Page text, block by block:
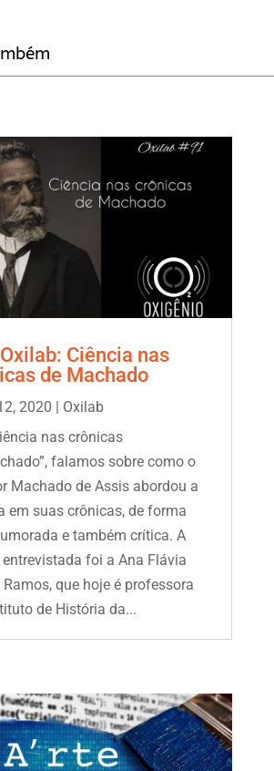
Ciência nas
de Machado
2020 | Oxilab
nas crônicas
falamos sobre como o
Machado de Assis abordou a
em suas crônicas, de forma
e também crítica. A
foi a Ana Flávia
Ramos, que hoje é professora
de História da...